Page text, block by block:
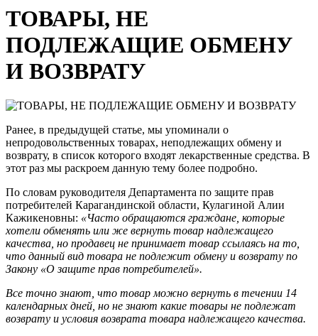
ТОВАРЫ, НЕ
ПОДЛЕЖАЩИЕ ОБМЕНУ
И ВОЗВРАТУ
Ранее, в предыдущей статье, мы упоминали о
непродовольственных товарах, неподлежащих обмену и
возврату, в список которого входят лекарственные средства. В
этот раз мы раскроем данную тему более подробно.
По словам руководителя Департамента по защите прав
потребителей Карагандинской области, Кулагиной Алии
Кажикеновны: «Часто обращаются граждане, которые
хотели обменять или же вернуть товар надлежащего
качества, но продавец не принимает товар ссылаясь на то,
что данный вид товара не подлежит обмену и возврату по
Закону «О защите прав потребителей».
Все точно знают, что товар можно вернуть в течении 14
календарных дней, но не знают какие товары не подлежат
возврату и условия возврата товара надлежащего качества.